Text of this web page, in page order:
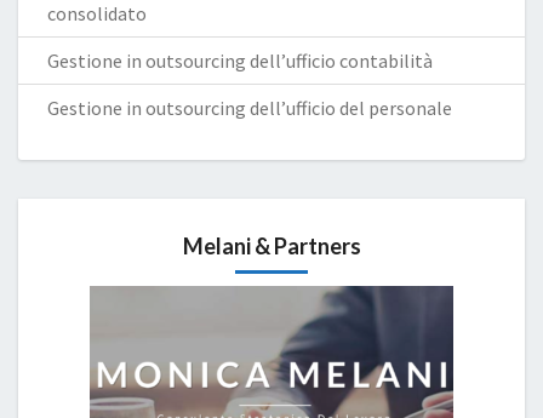
consolidato
Gestione in outsourcing dell’ufficio contabilità
Gestione in outsourcing dell’ufficio del personale
Melani & Partners